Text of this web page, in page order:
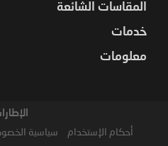
المقاسات الشائعة
خدمات
معلومات
أحكام الإستخدام سياسية